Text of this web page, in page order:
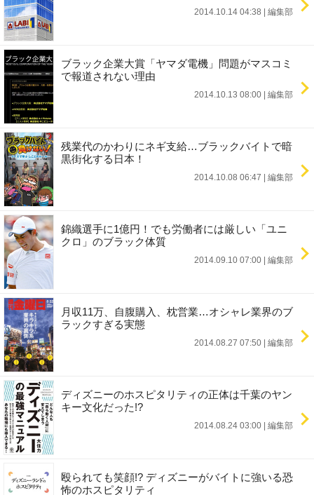
2014.10.14 04:38 編集部
ブラック企業大賞「ヤマダ電機」問題がマスコミ
で報道されない理由
2014.10.13 08:00 編集部
残業代のかわりにネギ支給…ブラックバイトで暗
黒街化する日本！
2014.10.08 06:47 編集部
錦織選手に1億円！でも労働者には厳しい「ユニ
クロ」のブラック体質
2014.09.10 07:00 編集部
月収11万、自腹購入、枕営業…オシャレ業界のブ
ラックすぎる実態
2014.08.27 07:50 編集部
ディズニーのホスピタリティの正体は千葉のヤン
キー文化だった!?
2014.08.24 03:00 編集部
殴られても笑顔!? ディズニーがバイトに強いる恐
怖のホスピタリティ